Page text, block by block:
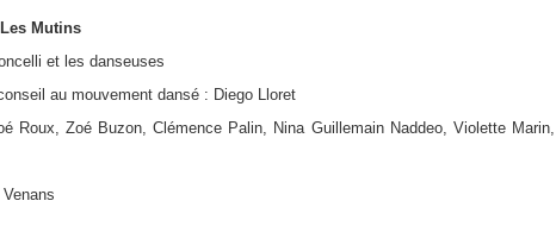
Mutins
et les danseuses
au mouvement dansé : Diego Lloret
Roux, Zoé Buzon, Clémence Palin, Nina Guillemain Naddeo, Violette Marin,